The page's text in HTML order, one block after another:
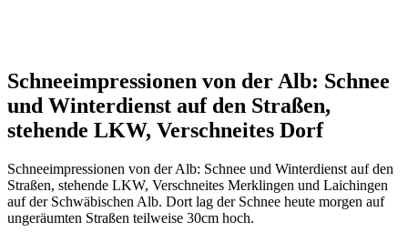
Schneeimpressionen von der Alb: Schnee
und Winterdienst auf den Straßen,
stehende LKW, Verschneites Dorf
Schneeimpressionen von der Alb: Schnee und Winterdienst auf den
Straßen, stehende LKW, Verschneites Merklingen und Laichingen
auf der Schwäbischen Alb. Dort lag der Schnee heute morgen auf
ungeräumten Straßen teilweise 30cm hoch.